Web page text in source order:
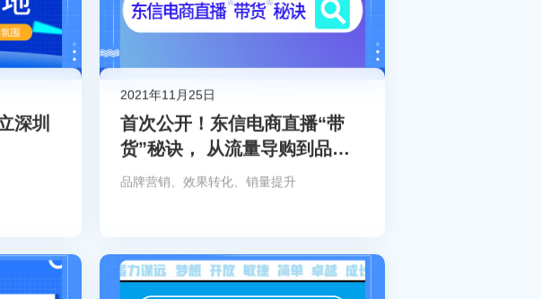
深圳
2021年11月25日
首次公开！东信电商直播“带
货”秘诀， 从流量导购到品效
销一体化
品牌营销、效果转化、销量提升